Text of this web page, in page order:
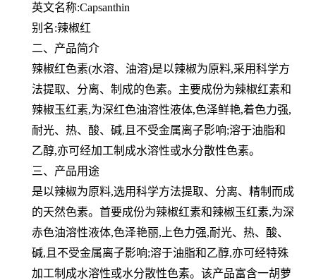
英文名称:Capsanthin
别名:辣椒红
二、产品简介
辣椒红色素(水溶、油溶)是以辣椒为原料,采用科学方
法提取、分离、制成的色素。主要成份为辣椒红素和
辣椒玉红素,为深红色油溶性液体,色泽鲜艳,着色力强,
耐光、热、酸、碱,且不受金属离子影响;溶于油脂和
乙醇,亦可经加工制成水溶性或水分散性色素。
三、产品用途
是以辣椒为原料,选用科学方法提取、分离、精制而成
的天然色素。首要成份为辣椒红素和辣椒玉红素,为深
赤色油溶性液体,色泽艳丽,上色力强,耐光、热、酸、
碱,且不受金属离子影响;溶于油脂和乙醇,亦可经特殊
加工制成水溶性或水分散性色素。该产品富含一胡萝